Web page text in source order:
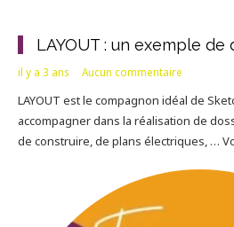
LAYOUT : un exemple de
il y a 3 ans Aucun commentaire
LAYOUT est le compagnon idéal de
accompagner dans la réalisation de
de construire, de plans électriques, …